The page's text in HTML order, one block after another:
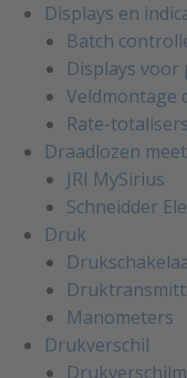
Displays en
Batch
Displays
Veldmontage
Rate-totalisers
Draadlozen
JRI MySirius
Schneidder
Druk
Manometers
Drukverschil